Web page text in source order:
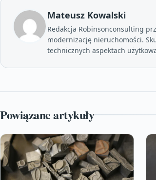
Mateusz Kowalski
Redakcja Robinsonconsulting
modernizację nieruchomości.
technicznych aspektach
Powiązane artykuły